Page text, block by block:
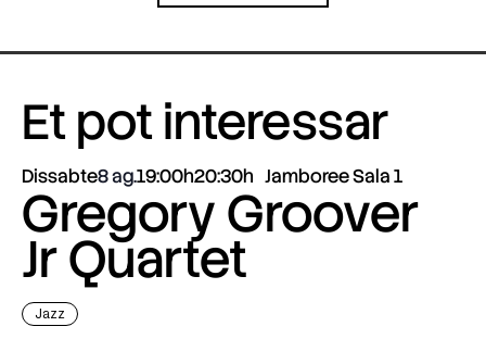
Et pot interessar
Dissabte8 ag.19:00h20:30h Jamboree Sala 1
Gregory Groover
Jr Quartet
Jazz